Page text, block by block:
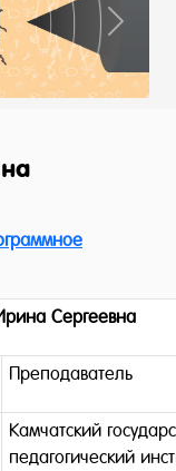
Next
Сергеевна
Преподаватель
Камчатский
педагогический